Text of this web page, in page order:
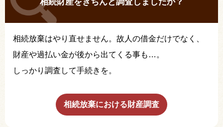
相続放棄はやり直せません。故人の借金だけでなく、
財産や過払い金が後から出てくる事も…。
しっかり調査して手続きを。
相続放棄における財産調査